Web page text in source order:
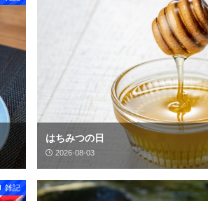
はちみつの日
2026-08-03
雑記